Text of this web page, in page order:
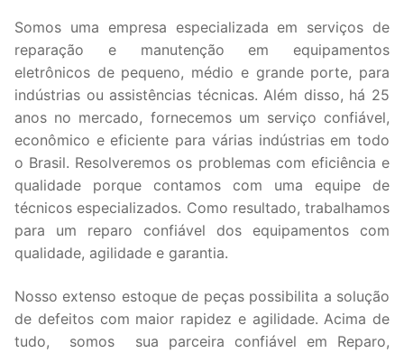
Somos uma empresa especializada em serviços de
reparação e manutenção em equipamentos
eletrônicos de pequeno, médio e grande porte, para
indústrias ou assistências técnicas. Além disso, há 25
anos no mercado, fornecemos um serviço confiável,
econômico e eficiente para várias indústrias em todo
o Brasil. Resolveremos os problemas com eficiência e
qualidade porque contamos com uma equipe de
técnicos especializados. Como resultado, trabalhamos
para um reparo confiável dos equipamentos com
qualidade, agilidade e garantia.
Nosso extenso estoque de peças possibilita a solução
de defeitos com maior rapidez e agilidade. Acima de
tudo, somos sua parceira confiável em Reparo,